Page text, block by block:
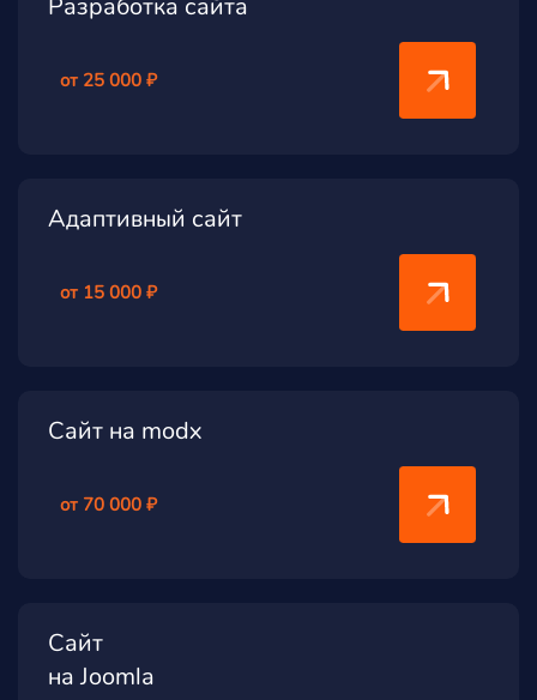
Разработка сайта
от 25 000 ₽
Адаптивный сайт
от 15 000 ₽
Сайт на modx
от 70 000 ₽
Сайт
на Joomla